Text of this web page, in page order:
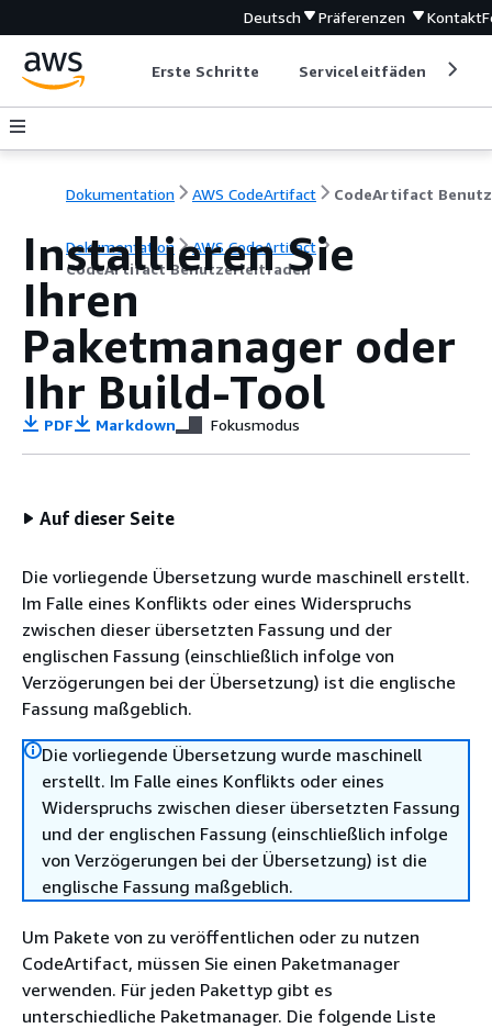
Deutsch Präferenzen Kontakt
Erste Schritte Serviceleitfäden
Dokumentation AWS CodeArtifact
Dokumentation
AWS CodeArtifact
CodeArtifact Benutzerleitfaden
Installieren Sie
Ihren
Paketmanager oder
Ihr Build-Tool
PDF Markdown Fokusmodus
Auf dieser Seite
Die vorliegende Übersetzung wurde maschinell erstellt.
Im Falle eines Konflikts oder eines Widerspruchs
zwischen dieser übersetzten Fassung und der
englischen Fassung (einschließlich infolge von
Verzögerungen bei der Übersetzung) ist die englische
Fassung maßgeblich.
Die vorliegende Übersetzung wurde maschinell
erstellt. Im Falle eines Konflikts oder eines
Widerspruchs zwischen dieser übersetzten Fassung
und der englischen Fassung (einschließlich infolge
von Verzögerungen bei der Übersetzung) ist die
englische Fassung maßgeblich.
Um Pakete von zu veröffentlichen oder zu nutzen
CodeArtifact, müssen Sie einen Paketmanager
verwenden. Für jeden Pakettyp gibt es
unterschiedliche Paketmanager. Die folgende Liste